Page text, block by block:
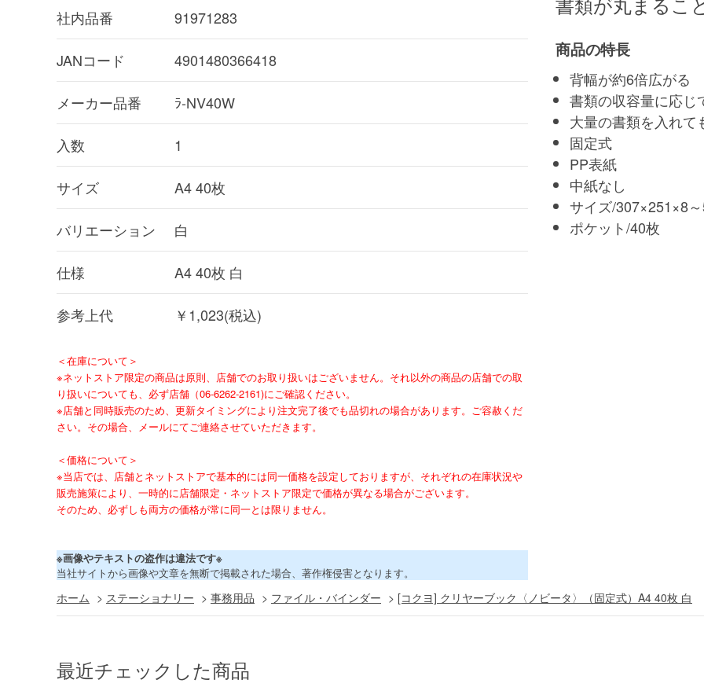
社内品番 91971283
JANコード 4901480366418
メーカー品番 ﾗ-NV40W
入数 1
サイズ A4 40枚
バリエーション 白
仕様 A4 40枚 白
参考上代 ￥1,023(税込)
＜在庫について＞
※ネットストア限定の商品は原則、店舗でのお取り扱いはございません。それ以外の商品の店舗での取
り扱いについても、必ず店舗（06-6262-2161)にご確認ください。
※店舗と同時販売のため、更新タイミングにより注文完了後でも品切れの場合があります。ご容赦くだ
さい。その場合、メールにてご連絡させていただきます。
＜価格について＞
※当店では、店舗とネットストアで基本的には同一価格を設定しておりますが、それぞれの在庫状況や
販売施策により、一時的に店舗限定・ネットストア限定で価格が異なる場合がございます。
そのため、必ずしも両方の価格が常に同一とは限りません。
※画像やテキストの盗作は違法です※
当社サイトから画像や文章を無断で掲載された場合、著作権侵害となります。
商品の特長
背幅が約6倍広がる
書類の収容量に応じ
大量の書類を入れて
固定式
PP表紙
中紙なし
サイズ/307×251×8
ポケット/40枚
ホーム > ステーショナリー > 事務用品 > ファイル・バインダー > [コクヨ] クリヤーブック〈ノビータ〉（固定式）A4 40枚 白
最近チェックした商品